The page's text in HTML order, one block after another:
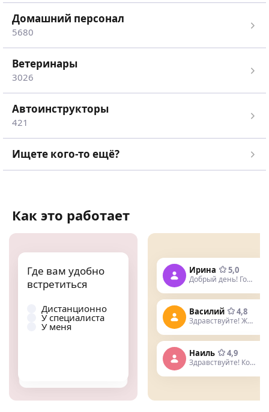
Домашний персонал
5680
Ветеринары
3026
Автоинструкторы
421
Ищете кого-то ещё?
Как это работает
Где вам удобно
встретиться
Дистанционно
У специалиста
У меня
Когда вам удобно
встретиться
Утром
Днем
Ирина 5,0
Добрый день! Готова помочь
Василий 4,8
Здравствуйте! Живу недалеко
Наиль 4,9
Здравствуйте! Когда нужна услуга